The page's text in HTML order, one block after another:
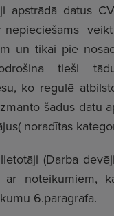
apstrādā datus
nepieciešams
un tikai pie
tieši
ko regulē
šādus datu
noradītas
(Darba
ar noteikumiem,
6.paragrāfā.